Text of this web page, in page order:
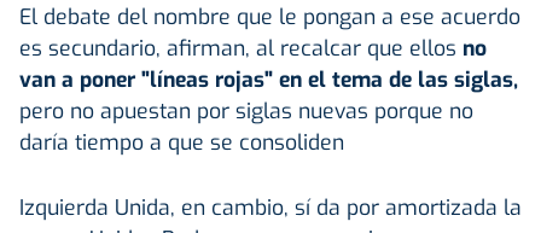
El debate del nombre que le pongan a ese acuerdo
es secundario, afirman, al recalcar que ellos no
van a poner "líneas rojas" en el tema de las siglas,
pero no apuestan por siglas nuevas porque no
daría tiempo a que se consoliden
Izquierda Unida, en cambio, sí da por amortizada la